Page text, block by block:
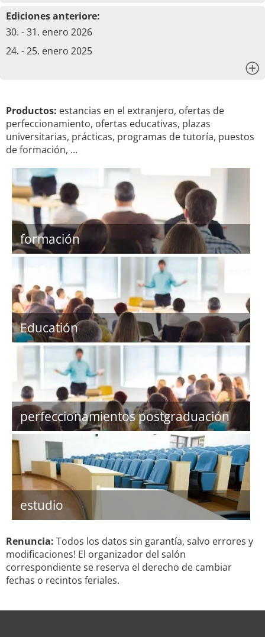
Ediciones anteriore:
30. - 31. enero 2026
24. - 25. enero 2025
Productos: estancias en el extranjero, ofertas de
perfeccionamiento, ofertas educativas, plazas
universitarias, prácticas, programas de tutoría, puestos
de formación, …
formación
Educatión
perfeccionamientos postgraduación
estudio
Renuncia: Todos los datos sin garantía, salvo errores y
modificaciones! El organizador del salón
correspondiente se reserva el derecho de cambiar
fechas o recintos feriales.